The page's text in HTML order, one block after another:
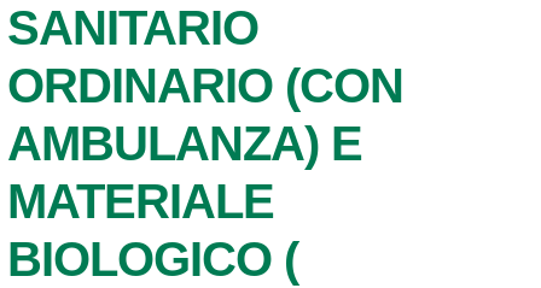
SANITARIO
ORDINARIO (CON
AMBULANZA) E
MATERIALE
BIOLOGICO (